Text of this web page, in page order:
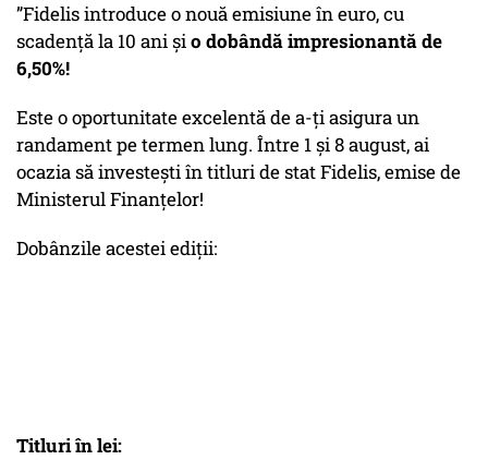
”Fidelis introduce o nouă emisiune în euro, cu
scadență la 10 ani șio dobândă impresionantă de
6,50%!
Este o oportunitate excelentă de a-ți asigura un
randament pe termen lung. Între 1 și 8 august, ai
ocazia să investești în titluri de stat Fidelis, emise de
Ministerul Finanțelor!
Dobânzile acestei ediții:
Titluri în lei: